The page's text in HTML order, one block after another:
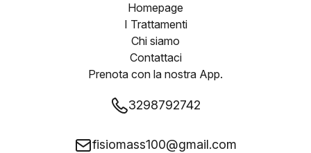
Homepage
I Trattamenti
Chi siamo
Contattaci
Prenota con la nostra App.
3298792742
fisiomass100@gmail.com